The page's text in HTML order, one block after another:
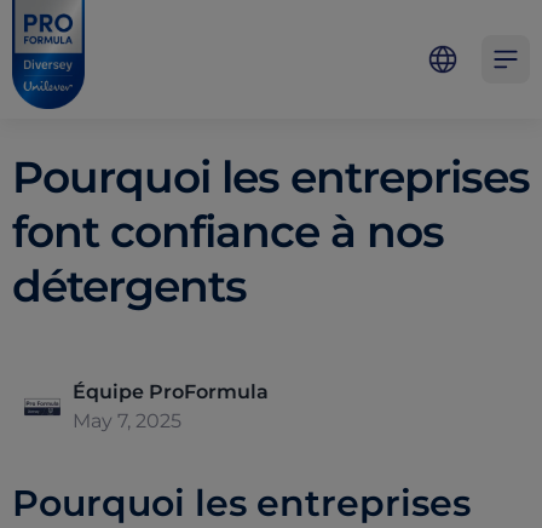
Skip to main content
Skip to navigation
Skip to footer
Pro Formula
Pourquoi les entreprises
font confiance à nos
détergents
Équipe ProFormula
May 7, 2025
Pourquoi les entreprises